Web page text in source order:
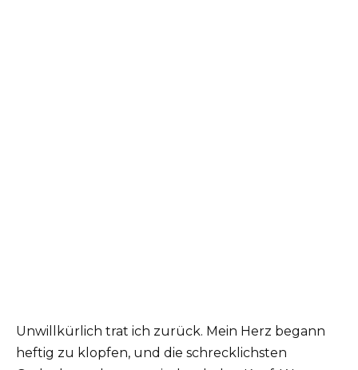
Unwillkürlich trat ich zurück. Mein Herz begann
heftig zu klopfen, und die schrecklichsten